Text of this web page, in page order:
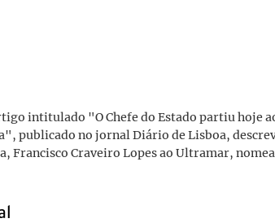
intitulado "O Chefe do Estado partiu hoje
publicado no jornal Diário de Lisboa,
Francisco Craveiro Lopes ao Ultramar,